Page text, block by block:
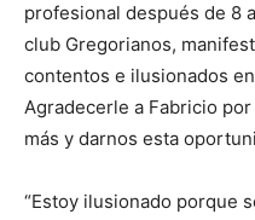
profesional después de 8
club Gregorianos,
contentos e ilusionados
Agradecerle a Fabricio
más y darnos esta
“Estoy ilusionado porque